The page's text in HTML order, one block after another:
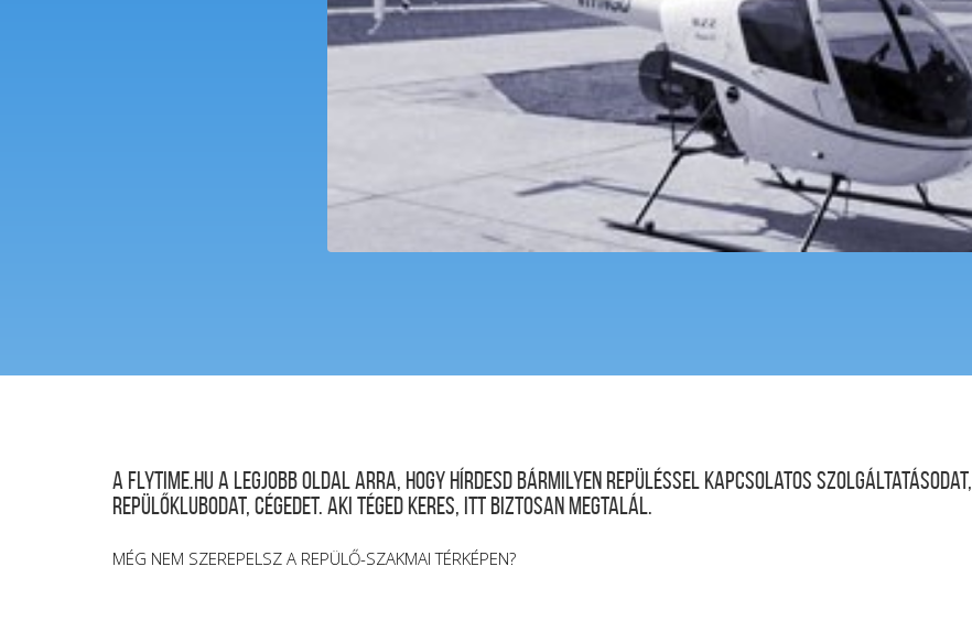
A FLYTIME.HU a legjobb oldal arra, hogy hírdesd bármilyen repüléssel kapcsolatos szolgáltatásodat,
repülőklubodat, cégedet. Aki téged keres, itt biztosan megtalál.
MÉG NEM SZEREPELSZ A REPÜLŐ-SZAKMAI TÉRKÉPEN?